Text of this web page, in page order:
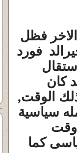
فظل
فورد
كان
الوقت,
سياسية
وقت
كما